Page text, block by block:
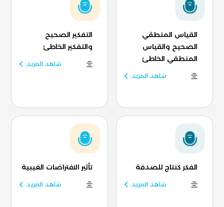
القياس المنطقي
الصحيح والقياس
المنطقي الخاطئ
شاهد المزيد
التفكير الصحيح
والتفكير الخاطئ
شاهد المزيد
الفكر كنتاج للصدفة
شاهد المزيد
تأثير الافتراضات الغيبية
شاهد المزيد